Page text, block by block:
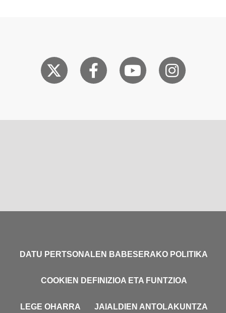
DATU PERTSONALEN BABESERAKO POLITIKA
COOKIEN DEFINIZIOA ETA FUNTZIOA
LEGE OHARRA JAIALDIEN ANTOLAKUNTZA